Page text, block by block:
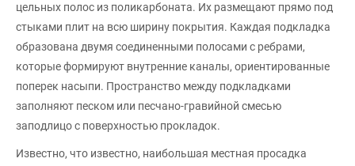
цельных полос из поликарбоната. Их размещают прямо под
стыками плит на всю ширину покрытия. Каждая подкладка
образована двумя соединенными полосами с ребрами,
которые формируют внутренние каналы, ориентированные
поперек насыпи. Пространство между подкладками
заполняют песком или песчано-гравийной смесью
заподлицо с поверхностью прокладок.
Известно, что известно, наибольшая местная просадка